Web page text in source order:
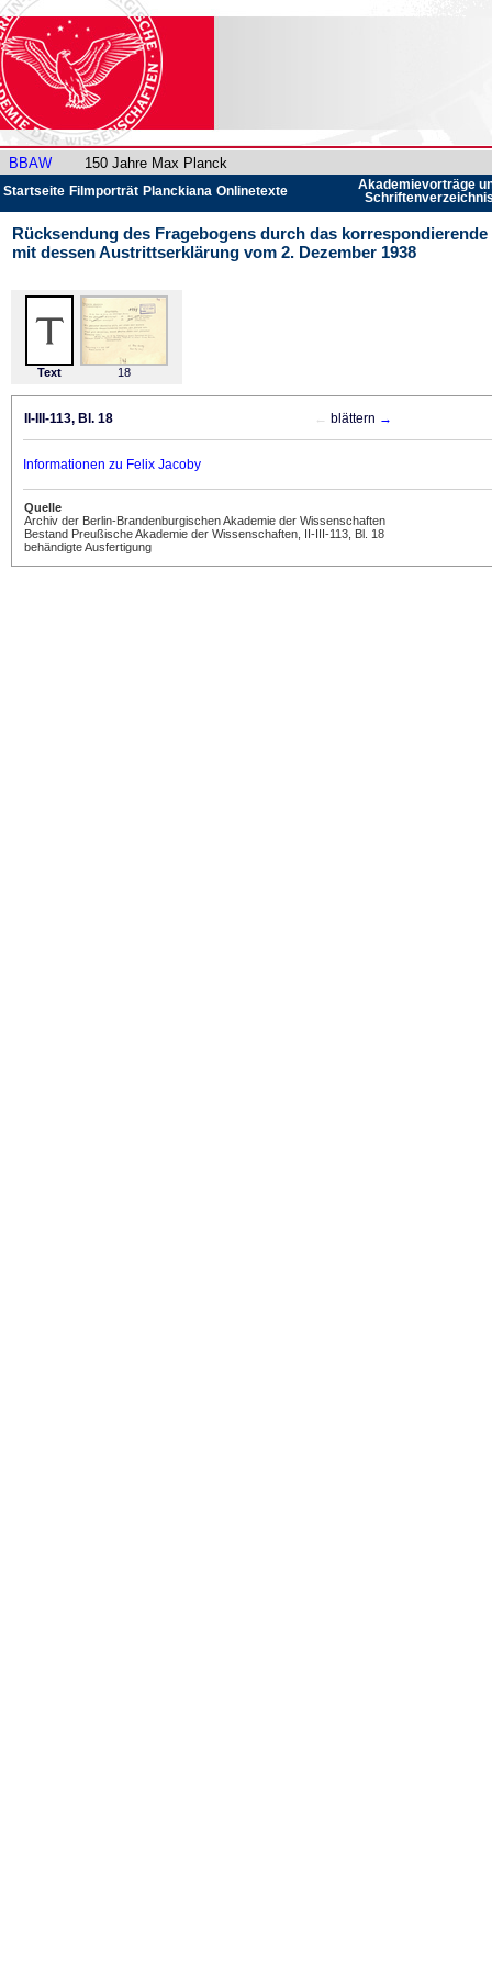
BBAW 150 Jahre Max Planck
Startseite Filmporträt Planckiana Onlinetexte
Akademievorträge
Rücksendung des Fragebogens durch das
mit dessen Austrittserklärung vom 2. Dezember 1938
Text 18
II-III-113, Bl. 18 ← blättern →
Informationen zu Felix Jacoby
Quelle
Archiv der Berlin-Brandenburgischen Akademie der Wissenschaften
Bestand Preußische Akademie der Wissenschaften, II-III-113, Bl. 18
behändigte Ausfertigung